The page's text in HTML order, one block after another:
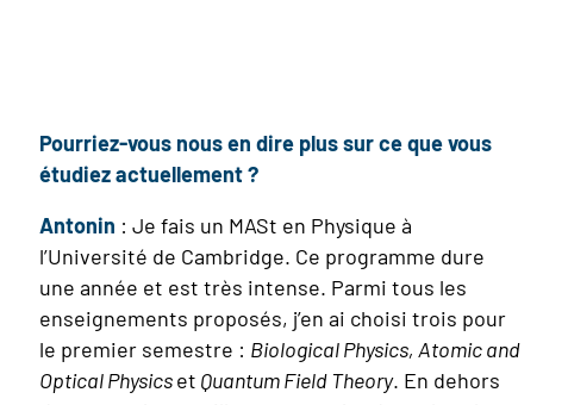
Pourriez-vous nous en dire plus sur ce que vous
étudiez actuellement ?
Antonin : Je fais un MASt en Physique à
l’Université de Cambridge. Ce programme dure
une année et est très intense. Parmi tous les
enseignements proposés, j’en ai choisi trois pour
le premier semestre : Biological Physics, Atomic and
Optical Physicset Quantum Field Theory. En dehors